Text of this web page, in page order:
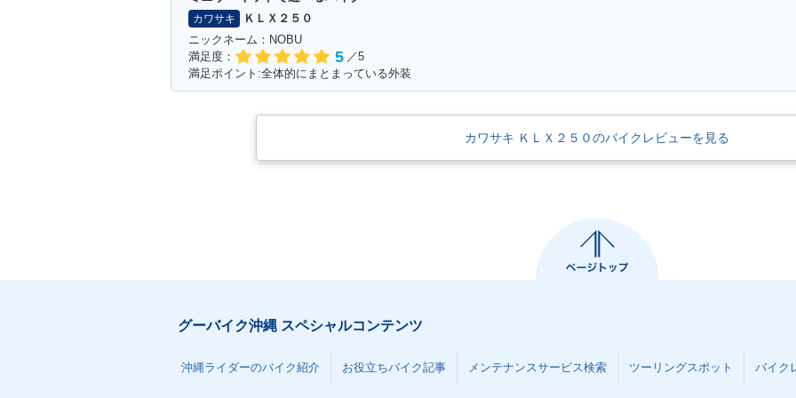
カワサキ
ＫＬＸ２５０
ニックネーム：NOBU
満足度：
5 ／5
満足ポイント:全体的にまとまっている外装
カワサキ ＫＬＸ２５０のバイクレビューを見る
グーバイク沖縄 スペシャルコンテンツ
沖縄ライダーのバイク紹介 お役立ちバイク記事 メンテナンスサービス検索 ツーリングスポット バイク